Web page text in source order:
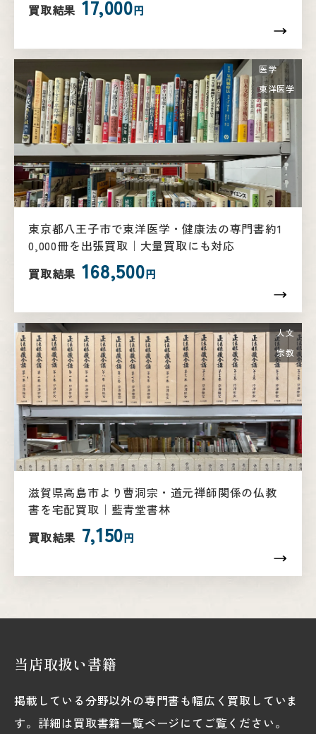
買取結果 17,000円
医学
東洋医学
東京都八王子市で東洋医学・健康法の専門書約1
0,000冊を出張買取｜大量買取にも対応
買取結果 168,500円
人文
宗教
滋賀県高島市より曹洞宗・道元禅師関係の仏教
書を宅配買取｜藍青堂書林
買取結果 7,150円
当店取扱い書籍
掲載している分野以外の専門書も幅広く買取していま
す。詳細は買取書籍一覧ページにてご覧ください。